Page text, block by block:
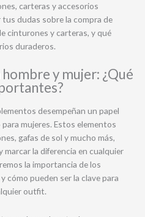
carteras y accesorios
dudas sobre la compra de
cinturones y carteras, y qué
duraderos.
y mujer: ¿Qué
desempeñan un papel
mujeres. Estos elementos
gafas de sol y mucho más,
marcar la diferencia en cualquier
la importancia de los
cómo pueden ser la clave para
outfit.